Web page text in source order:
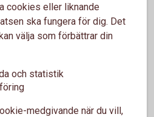
kan Länkmaterialet endast
hemvist i Sverige. Om du är
villkoren ovan klicka på
bosatt i Sverige eller om du inte
”AVBRYT” nedan.
cookies eller liknande
ska fungera för dig. Det
välja som förbättrar din
och statistik
medgivande när du vill,